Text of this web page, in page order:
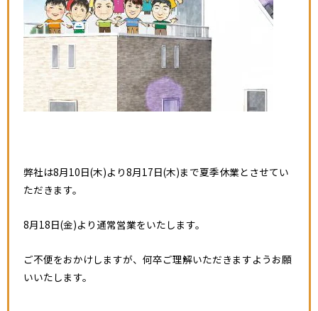
弊社は8月10日(木)より8月17日(木)まで夏季休業とさせてい
ただきます。
8月18日(金)より通常営業をいたします。
ご不便をおかけしますが、何卒ご理解いただきますようお願
いいたします。